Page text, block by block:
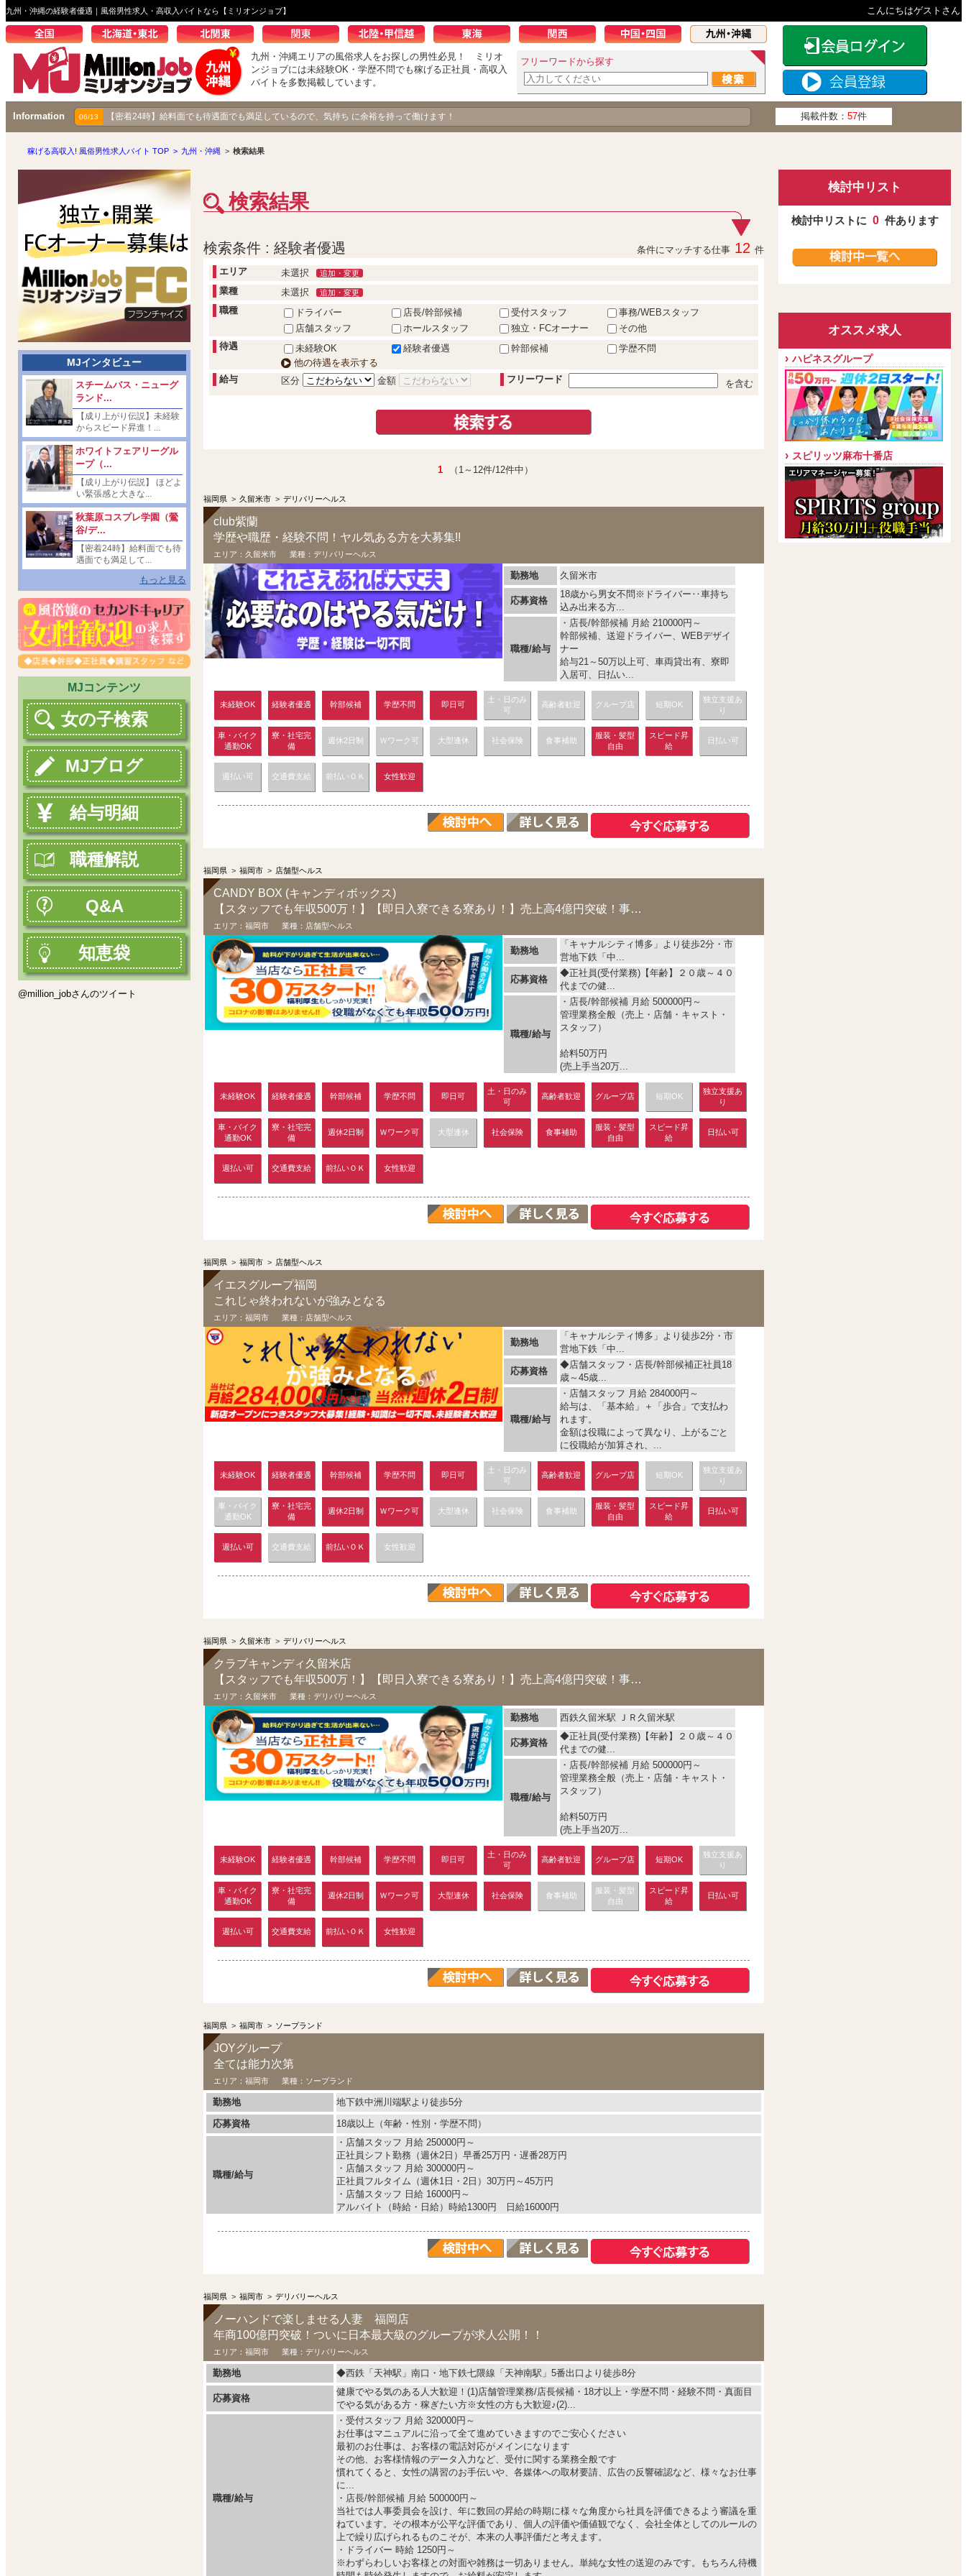
九州・沖縄の経験者優遇｜風俗男性求人・高収入バイトなら【ミリオンジョブ】 こんにちはゲストさん
九州・沖縄エリアの風俗求人をお探しの男性必見！ ミリオ
ンジョブには未経験OK・学歴不問でも稼げる正社員・高収入
バイトを多数掲載しています。
フリーワードから探す
Information 03/25 【成り上がり伝説】秋コスグループで着実に昇り続ける男の飽くなき挑戦！
06/13 【密着24時】給料面でも待遇面でも満足しているので、気持ち に余裕を持って働けます！ 掲載件数： 57件
稼げる高収入! 風俗男性求人バイト TOP > 九州・沖縄 > 検索結果
検索結果
検索条件 : 経験者優遇 条件にマッチする仕事 12 件
エリア
未選択 追加・変更
業種 未選択 追加・変更
職種 ドライバー 店長/幹部候補 受付スタッフ
事務/WEBスタッフ
店舗スタッフ
ホールスタッフ 独立・FCオーナー
その他
待遇
未経験OK 経験者優遇 幹部候補
学歴不問
他の待遇を表示する
給与
区分 金額 フリーワード を含む
1 （1～12件/12件中）
福岡県 > 久留米市 > デリバリーヘルス
club紫蘭
学歴や職歴・経験不問！ヤル気ある方を大募集!!
エリア： 久留米市 業種： デリバリーヘルス
勤務地 久留米市
応募資格
18歳から男女不問※ドライバー‥車持ち
込み出来る方...
職種/給与
・店長/幹部候補 月給 210000円～
幹部候補、送迎ドライバー、WEBデザイ
ナー
給与21～50万以上可、車両貸出有、寮即
入居可、日払い...
未経験OK 経験者優遇 幹部候補 学歴不問 即日可
土・日のみ
可
高齢者歓迎 グループ店 短期OK
独立支援あ
り
車・バイク
通勤OK
寮・社宅完
備
週休2日制 Ｗワーク可 大型連休 社会保険 食事補助
服装・髪型
自由
スピード昇
給
日払い可
週払い可 交通費支給 前払いＯＫ 女性歓迎
福岡県 > 福岡市 > 店舗型ヘルス
CANDY BOX (キャンディボックス)
【スタッフでも年収500万！】【即日入寮できる寮あり！】売上高4億円突破！事業拡大につ...
エリア： 福岡市 業種： 店舗型ヘルス
勤務地
「キャナルシティ博多」より徒歩2分・市
営地下鉄「中...
応募資格
◆正社員(受付業務)【年齢】２０歳～４０
代までの健...
職種/給与
・店長/幹部候補 月給 500000円～
管理業務全般（売上・店舗・キャスト・
スタッフ）
給料50万円
(売上手当20万...
未経験OK 経験者優遇 幹部候補 学歴不問 即日可
土・日のみ
可
高齢者歓迎 グループ店 短期OK
独立支援あ
り
車・バイク
通勤OK
寮・社宅完
備
週休2日制 Ｗワーク可 大型連休 社会保険 食事補助
服装・髪型
自由
スピード昇
給
日払い可
週払い可 交通費支給 前払いＯＫ 女性歓迎
福岡県 > 福岡市 > 店舗型ヘルス
イエスグループ福岡
これじゃ終われないが強みとなる
エリア： 福岡市 業種： 店舗型ヘルス
勤務地
「キャナルシティ博多」より徒歩2分・市
営地下鉄「中...
応募資格
◆店舗スタッフ・店長/幹部候補正社員18
歳～45歳...
職種/給与
・店舗スタッフ 月給 284000円～
給与は、「基本給」＋「歩合」で支払わ
れます。
金額は役職によって異なり、上がるごと
に役職給が加算され、...
未経験OK 経験者優遇 幹部候補 学歴不問 即日可
土・日のみ
可
高齢者歓迎 グループ店 短期OK
独立支援あ
り
車・バイク
通勤OK
寮・社宅完
備
週休2日制 Ｗワーク可 大型連休 社会保険 食事補助
服装・髪型
自由
スピード昇
給
日払い可
週払い可 交通費支給 前払いＯＫ 女性歓迎
福岡県 > 久留米市 > デリバリーヘルス
クラブキャンディ久留米店
【スタッフでも年収500万！】【即日入寮できる寮あり！】売上高4億円突破！事業拡大につ...
エリア： 久留米市 業種： デリバリーヘルス
勤務地 西鉄久留米駅 ＪＲ久留米駅
応募資格
◆正社員(受付業務)【年齢】２０歳～４０
代までの健...
職種/給与
・店長/幹部候補 月給 500000円～
管理業務全般（売上・店舗・キャスト・
スタッフ）
給料50万円
(売上手当20万...
未経験OK 経験者優遇 幹部候補 学歴不問 即日可
土・日のみ
可
高齢者歓迎 グループ店 短期OK
独立支援あ
り
車・バイク
通勤OK
寮・社宅完
備
週休2日制 Ｗワーク可 大型連休 社会保険 食事補助
服装・髪型
自由
スピード昇
給
日払い可
週払い可 交通費支給 前払いＯＫ 女性歓迎
福岡県 > 福岡市 > ソープランド
JOYグループ
全ては能力次第
エリア： 福岡市 業種： ソープランド
勤務地
地下鉄中洲川端駅より徒歩5分
応募資格
18歳以上（年齢・性別・学歴不問）
職種/給与
・店舗スタッフ 月給 250000円～
正社員シフト勤務（週休2日）早番25万円・遅番28万円
・店舗スタッフ 月給 300000円～
正社員フルタイム（週休1日・2日）30万円～45万円
・店舗スタッフ 日給 16000円～
アルバイト（時給・日給）時給1300円 日給16000円
福岡県 > 福岡市 > デリバリーヘルス
ノーハンドで楽しませる人妻 福岡店
年商100億円突破！ついに日本最大級のグループが求人公開！！
エリア： 福岡市 業種： デリバリーヘルス
勤務地 ◆西鉄「天神駅」南口・地下鉄七隈線「天神南駅」5番出口より徒歩8分
応募資格
健康でやる気のある人大歓迎！(1)店舗管理業務/店長候補・18才以上・学歴不問・経験不問・真面目
でやる気がある方・稼ぎたい方※女性の方も大歓迎♪(2)...
職種/給与
・受付スタッフ 月給 320000円～
お仕事はマニュアルに沿って全て進めていきますのでご安心ください
最初のお仕事は、お客様の電話対応がメインになります
その他、お客様情報のデータ入力など、受付に関する業務全般です
慣れてくると、女性の講習のお手伝いや、各媒体への取材要請、広告の反響確認など、様々なお仕事
に...
・店長/幹部候補 月給 500000円～
当社では人事委員会を設け、年に数回の昇給の時期に様々な角度から社員を評価できるよう審議を重
ねています。その根本が公平な評価であり、個人の評価や価値観でなく、会社全体としてのルールの
上で繰り広げられるものこそが、本来の人事評価だと考えます。
・ドライバー 時給 1250円～
※わずらわしいお客様との対面や雑務は一切ありません。単純な女性の送迎のみです。もちろん待機
MJインタビュー
スチームバス・ニューグ
ランド...
【成り上がり伝説】未経験
からスピード昇進！...
ホワイトフェアリーグル
ープ（...
【成り上がり伝説】 ほどよ
い緊張感と大きな...
秋葉原コスプレ学園（鶯
谷/デ...
【密着24時】給料面でも待
遇面でも満足して...
もっと見る
MJコンテンツ
女の子検索
MJブログ
給与明細
職種解説
Q&A
知恵袋
@million_jobさんのツイート
検討中リスト
検討中リストに 0 件あります
オススメ求人
ハピネスグループ
スピリッツ麻布十番店